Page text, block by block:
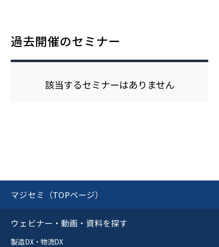
過去開催のセミナー
該当するセミナーはありません
マジセミ（TOPページ）
ウェビナー・動画・資料を探す
製造DX・物流DX